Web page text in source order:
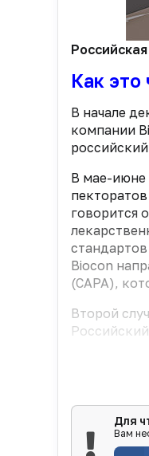
Как это
В начале
компании
В мае-июне
говорится
Biocon
(CAPA),
Второй
Для
Вам